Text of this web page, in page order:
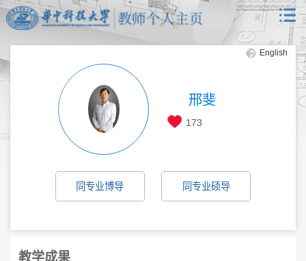
English
邢斐
173
同专业博导 同专业硕导
教学成果